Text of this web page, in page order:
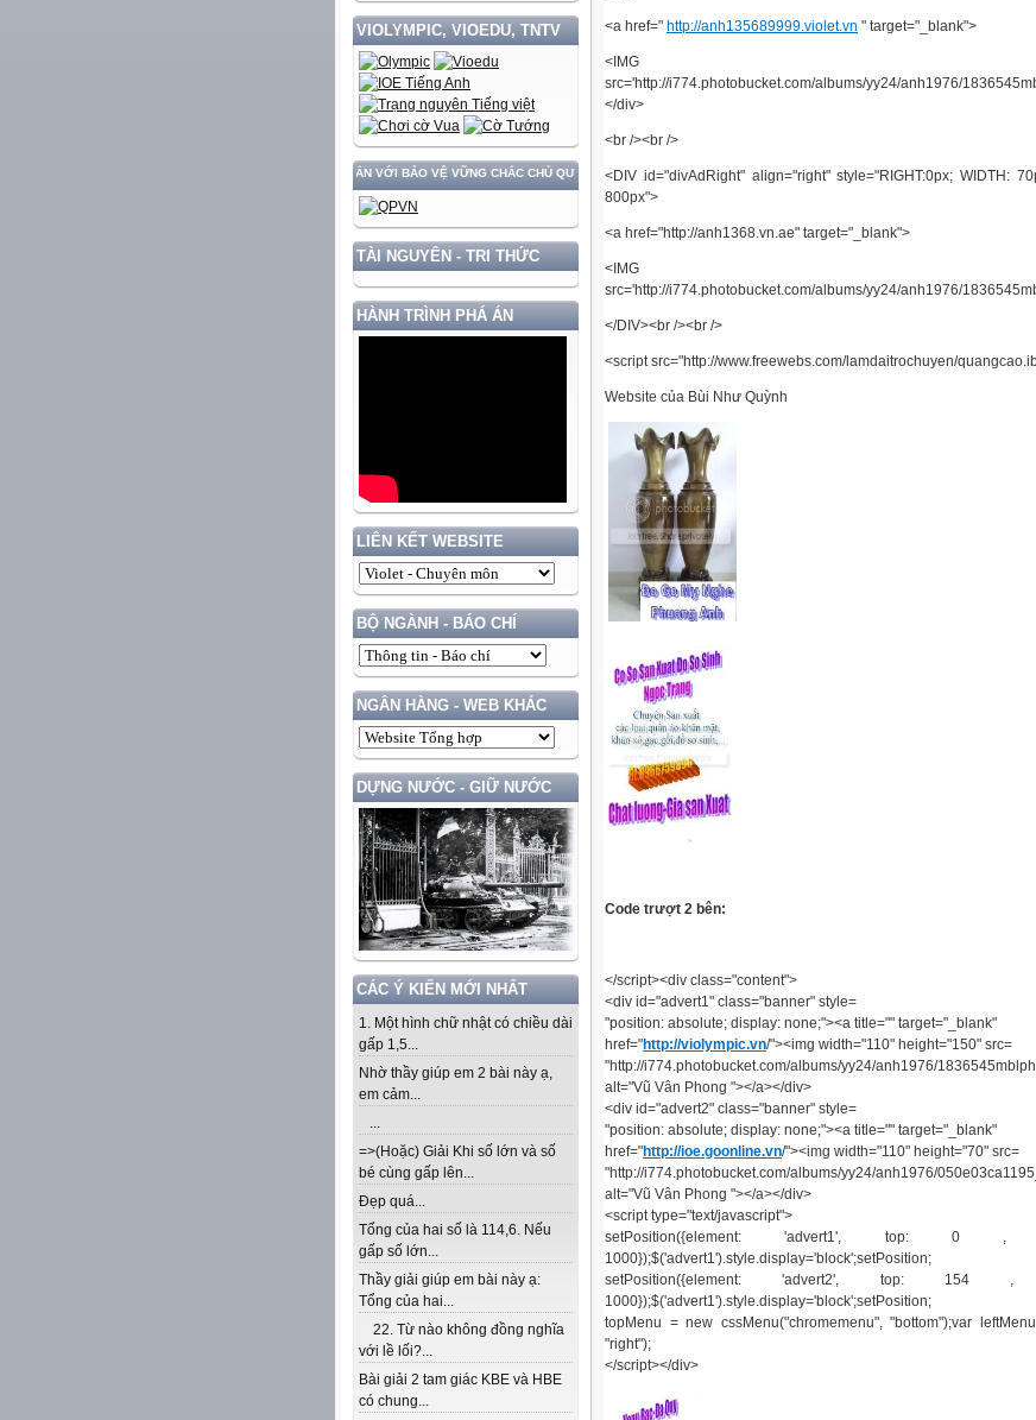
VIOLYMPIC, VIOEDU, TNTV
XÂY DỰNG VÀ PHÁT TRIỂN ĐẤT NƯỚC GẮN VỚI BẢO VỆ VỮNG CHẮC CHỦ QUYỀN VÀ ĐỘC LẬP DÂN TỘC!
TÀI NGUYÊN - TRI THỨC
HÀNH TRÌNH PHÁ ÁN
LIÊN KẾT WEBSITE
BỘ NGÀNH - BÁO CHÍ
NGÂN HÀNG - WEB KHÁC
DỰNG NƯỚC - GIỮ NƯỚC
CÁC Ý KIẾN MỚI NHẤT
1. Một hình chữ nhật có chiều dài
gấp 1,5...
Nhờ thầy giúp em 2 bài này ạ,
em cảm...
...
=>(Hoặc) Giải Khi số lớn và số
bé cùng gấp lên...
Đẹp quá...
Tổng của hai số là 114,6. Nếu
gấp số lớn...
Thầy giải giúp em bài này ạ:
Tổng của hai...
22. Từ nào không đồng nghĩa
với lề lối?...
Bài giải 2 tam giác KBE và HBE
có chung...
<a href=" http://anh135689999.violet.vn " target="_blank">
<IMG
src='http://i774.photobucket.com/albums/yy24/anh1976/
</div>
<br /><br />
<DIV id="divAdRight" align="right" style="RIGHT:0px; WIDTH:
800px">
<a href="http://anh1368.vn.ae" target="_blank">
<IMG
src='http://i774.photobucket.com/albums/yy24/anh1976/
</DIV><br /><br />
<script src="http://www.freewebs.com/lamdaitrochuyen/
Website của Bùi Như Quỳnh
Code trượt 2 bên:
</script><div class="content">
<div id="advert1" class="banner" style=
"position: absolute; display: none;"><a title="" target="_blank"
href="http://violympic.vn/"><img width="110" height="150" src=
"http://i774.photobucket.com/albums/yy24/anh1976/
alt="Vũ Vân Phong "></a></div>
<div id="advert2" class="banner" style=
"position: absolute; display: none;"><a title="" target="_blank"
href="http://ioe.goonline.vn/"><img width="110" height="70" src=
"http://i774.photobucket.com/albums/yy24/anh1976/
alt="Vũ Vân Phong "></a></div>
<script type="text/javascript">
setPosition({element: 'advert1', top: 0
1000});$('advert1').style.display='block';setPosition;
setPosition({element: 'advert2', top:
1000});$('advert1').style.display='block';setPosition;
topMenu = new cssMenu("chromemenu", "bottom");var
"right");
</script></div>